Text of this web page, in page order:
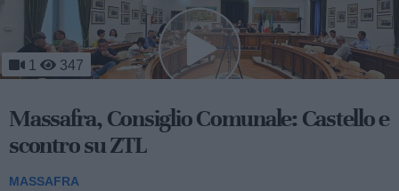
436
Massafra, Futuro Nazionale: